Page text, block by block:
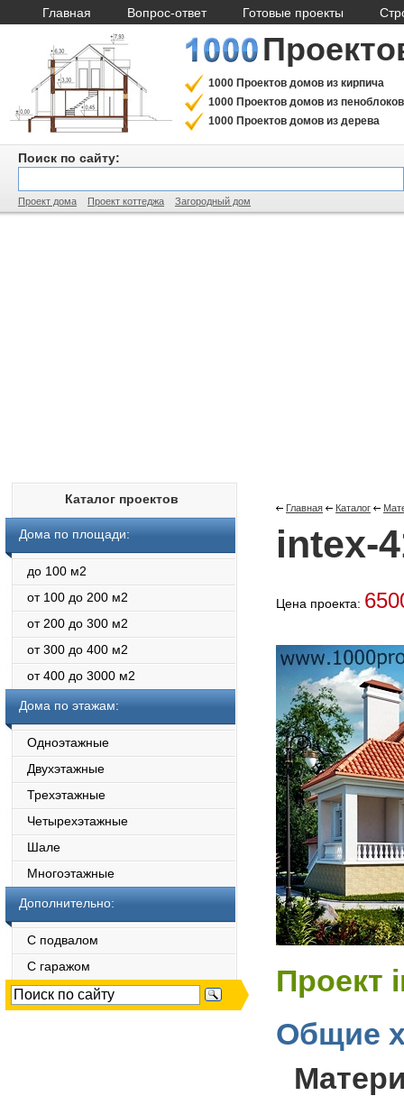
Главная Вопрос-ответ Готовые проекты
1000 Проектов домов из кирпича
1000 Проектов домов из пеноблоков
1000 Проектов домов из дерева
Поиск по сайту:
Проект дома Проект коттеджа Загородный дом
Каталог проектов
Дома по площади:
до 100 м2
от 100 до 200 м2
от 200 до 300 м2
от 300 до 400 м2
от 400 до 3000 м2
Дома по этажам:
Одноэтажные
Двухэтажные
Трехэтажные
Четырехэтажные
Шале
Многоэтажные
Дополнительно:
С подвалом
С гаражом
Главная Каталог
intex-
Цена проекта:
Проект
Общие